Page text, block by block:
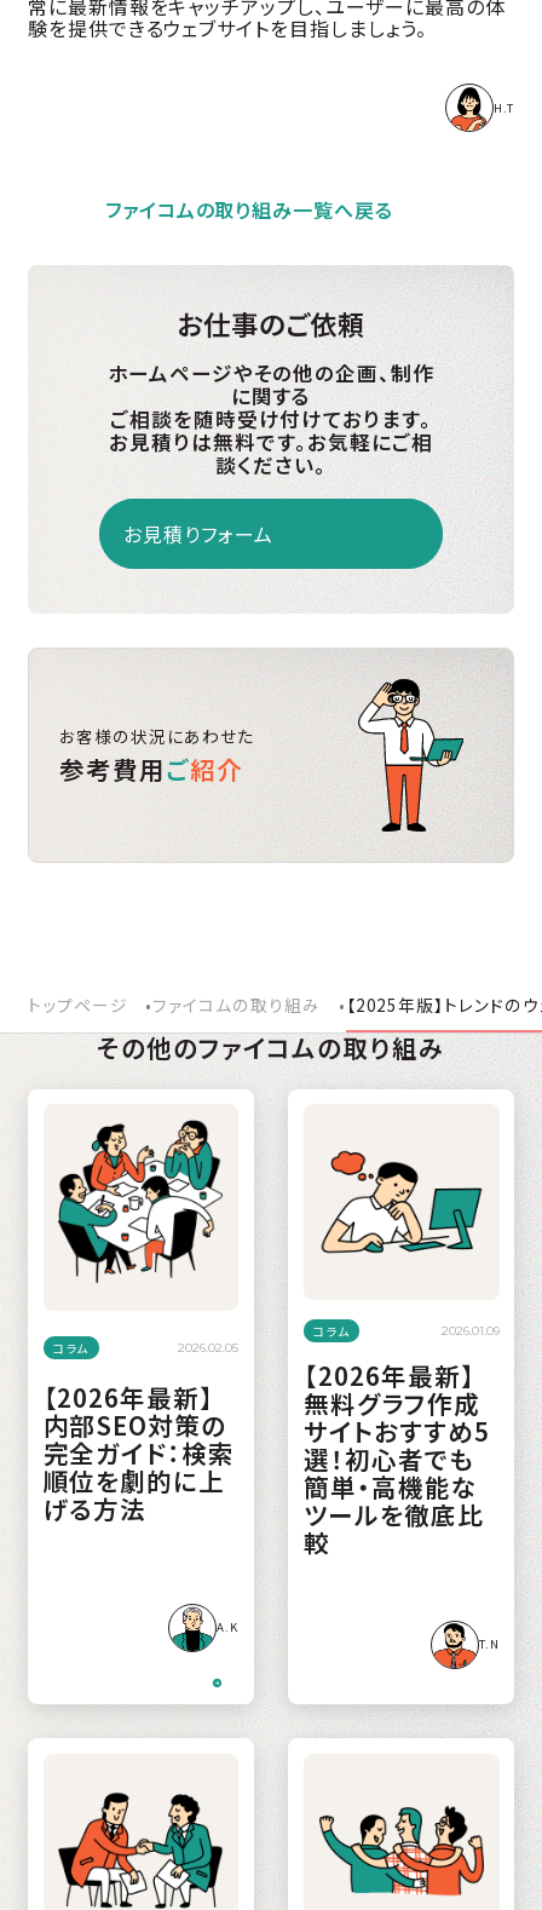
常に最新情報をキャッチアップし、ユーザーに最高の体
験を提供できるウェブサイトを目指しましょう。
H.T
ファイコムの取り組み一覧へ戻る
お仕事のご依頼
ホームページやその他の企画、制作
に関する
ご相談を随時受け付けております。
お見積りは無料です。お気軽にご相
談ください。
お見積りフォーム
お客様の状況にあわせた
参考費用ご紹介
トップページ ファイコムの取り組み 【2025年版】トレンド
その他のファイコムの取り組み
コラム 2026.02.05
【2026年最新】
内部SEO対策の
完全ガイド：検索
順位を劇的に上
げる方法
A.K
コラム 2026.01.09
【2026年最新】
無料グラフ作成
サイトおすすめ5
選！初心者でも
簡単・高機能な
ツールを徹底比
較
T.N